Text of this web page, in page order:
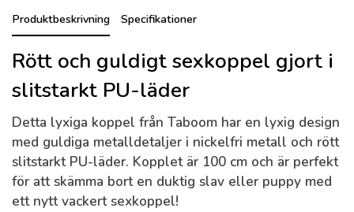
Produktbeskrivning Specifikationer
Rött och guldigt sexkoppel gjort i
slitstarkt PU-läder
Detta lyxiga koppel från Taboom har en lyxig design
med guldiga metalldetaljer i nickelfri metall och rött
slitstarkt PU-läder. Kopplet är 100 cm och är perfekt
för att skämma bort en duktig slav eller puppy med
ett nytt vackert sexkoppel!